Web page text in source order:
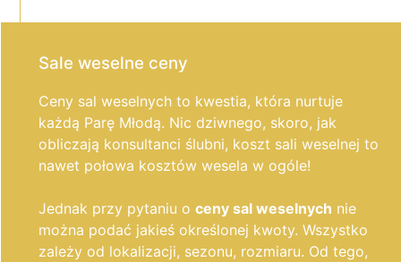
Sale weselne ceny
Ceny sal weselnych to kwestia, która nurtuje
każdą Parę Młodą. Nic dziwnego, skoro, jak
obliczają konsultanci ślubni, koszt sali weselnej to
nawet połowa kosztów wesela w ogóle!
Jednak przy pytaniu oceny sal weselnych nie
można podać jakieś określonej kwoty. Wszystko
zależy od lokalizacji, sezonu, rozmiaru. Od tego,